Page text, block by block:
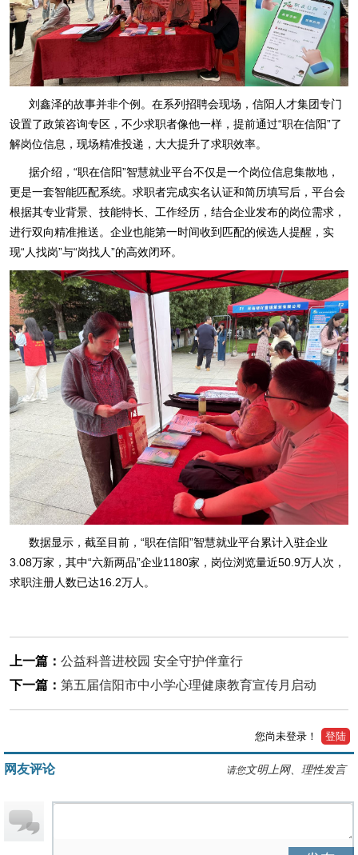
刘鑫泽的故事并非个例。在系列招聘会现场，信阳人才集团专门
设置了政策咨询专区，不少求职者像他一样，提前通过“职在信阳”了
解岗位信息，现场精准投递，大大提升了求职效率。
据介绍，“职在信阳”智慧就业平台不仅是一个岗位信息集散地，
更是一套智能匹配系统。求职者完成实名认证和简历填写后，平台会
根据其专业背景、技能特长、工作经历，结合企业发布的岗位需求，
进行双向精准推送。企业也能第一时间收到匹配的候选人提醒，实
现“人找岗”与“岗找人”的高效闭环。
数据显示，截至目前，“职在信阳”智慧就业平台累计入驻企业
3.08万家，其中“六新两品”企业1180家，岗位浏览量近50.9万人次，
求职注册人数已达16.2万人。
上一篇： 公益科普进校园 安全守护伴童行
下一篇： 第五届信阳市中小学心理健康教育宣传月启动
您尚未登录！ 登陆
请您文明上网、理性发言
网友评论